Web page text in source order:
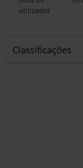
utilizador
Classificações